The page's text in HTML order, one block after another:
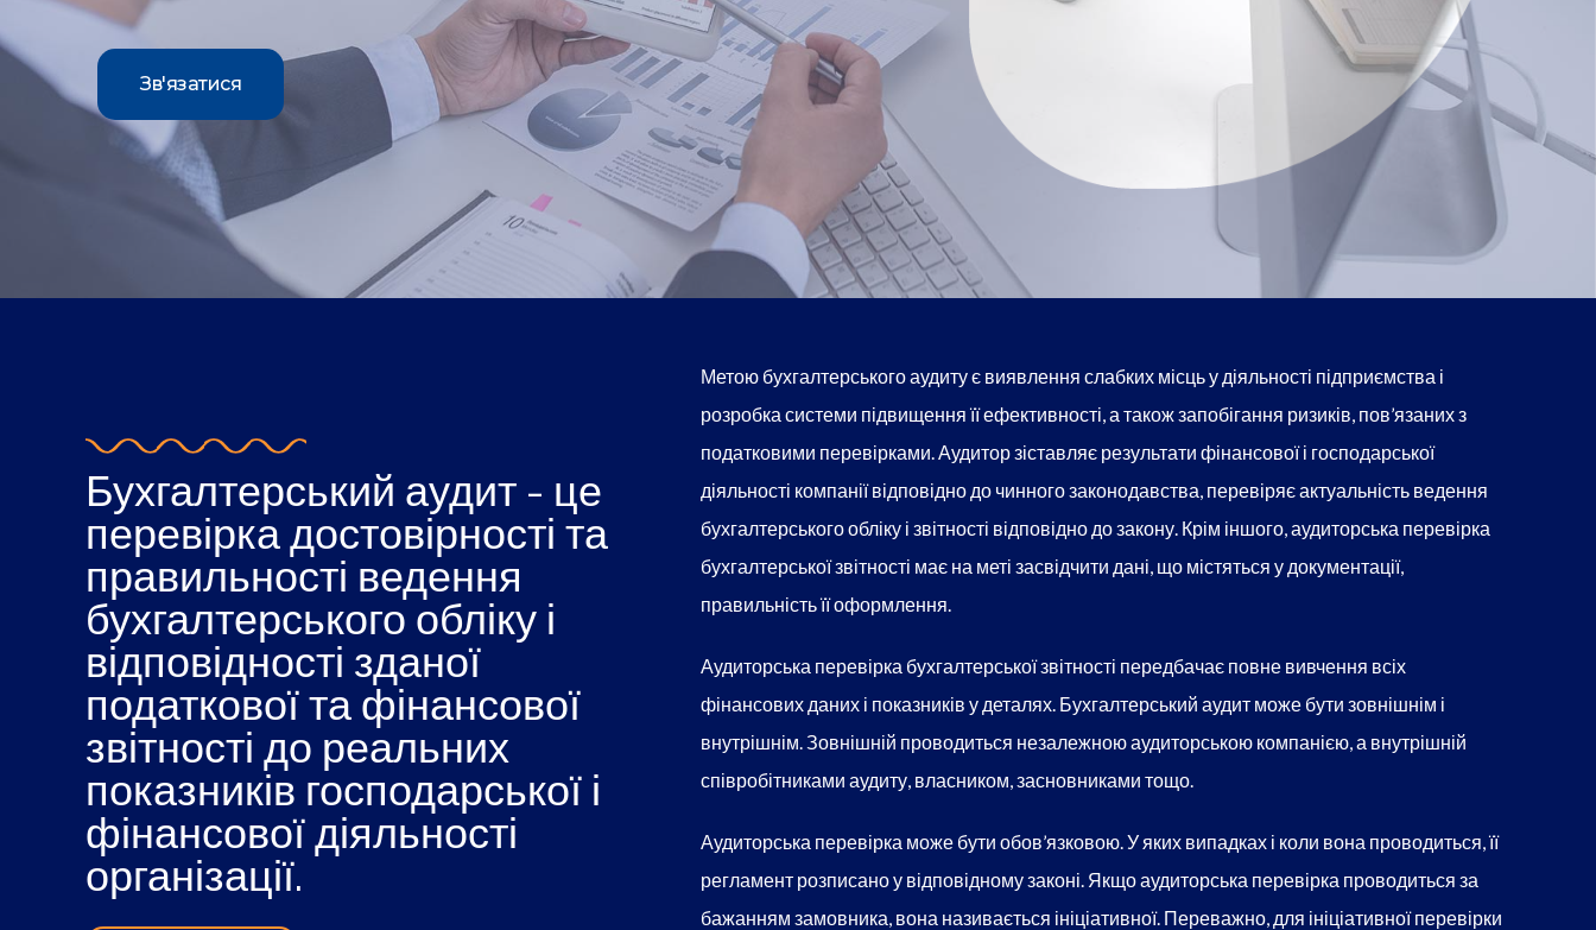
Зв'язатися
Бухгалтерський аудит - це
перевірка достовірності та
правильності ведення
бухгалтерського обліку і
відповідності зданої
податкової та фінансової
звітності до реальних
показників господарської і
фінансової діяльності
організації.
Метою бухгалтерського аудиту є виявлення слабких місць у діяльності підприємства і
розробка системи підвищення її ефективності, а також запобігання ризиків, пов’язаних з
податковими перевірками. Аудитор зіставляє результати фінансової і господарської
діяльності компанії відповідно до чинного законодавства, перевіряє актуальність ведення
бухгалтерського обліку і звітності відповідно до закону. Крім іншого, аудиторська перевірка
бухгалтерської звітності має на меті засвідчити дані, що містяться у документації,
правильність її оформлення.
Аудиторська перевірка бухгалтерської звітності передбачає повне вивчення всіх
фінансових даних і показників у деталях. Бухгалтерський аудит може бути зовнішнім і
внутрішнім. Зовнішній проводиться незалежною аудиторською компанією, а внутрішній
співробітниками аудиту, власником, засновниками тощо.
Аудиторська перевірка може бути обов’язковою. У яких випадках і коли вона проводиться, її
регламент розписано у відповідному законі. Якщо аудиторська перевірка проводиться за
бажанням замовника, вона називається ініціативної. Переважно, для ініціативної перевірки